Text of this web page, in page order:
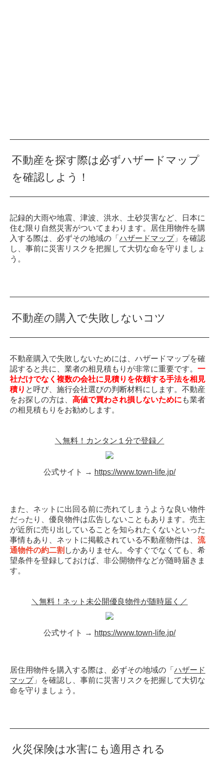
不動産を探す際は必ずハザードマップ
を確認しよう！
記録的大雨や地震、津波、洪水、土砂災害など、日本に
住む限り自然災害がついてまわります。居住用物件を購
入する際は、必ずその地域の「 ハザードマップ」を確認
し、事前に災害リスクを把握して大切な命を守りましょ
う。
不動産の購入で失敗しないコツ
不動産購入で失敗しないためには、ハザードマップを確
認すると共に、業者の相見積もりが非常に重要です。 一
社だけでなく複数の会社に見積りを依頼する手法を相見
積り と呼び、施行会社選びの判断材料にします。不動産
をお探しの方は、 高値で買わされ損しないために も業者
の相見積もりをお勧めします。
＼無料！カンタン１分で登録／
公式サイト → https://www.town-life.jp/
また、ネットに出回る前に売れてしまうような良い物件
だったり、優良物件は広告しないこともあります。売主
が近所に売り出していることを知られたくないといった
事情もあり、ネットに掲載されている不動産物件は、 流
通物件の約二割 しかありません。今すぐでなくても、希
望条件を登録しておけば、非公開物件などが随時届きま
す。
＼無料！ネット未公開優良物件が随時届く／
公式サイト → https://www.town-life.jp/
居住用物件を購入する際は、必ずその地域の「 ハザード
マップ」を確認し、事前に災害リスクを把握して大切な
命を守りましょう。
火災保険は水害にも適用される